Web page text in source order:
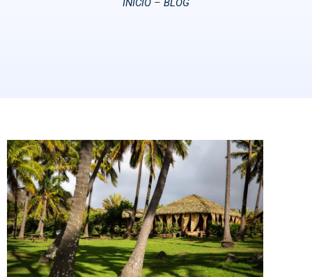
INICIO – BLOG